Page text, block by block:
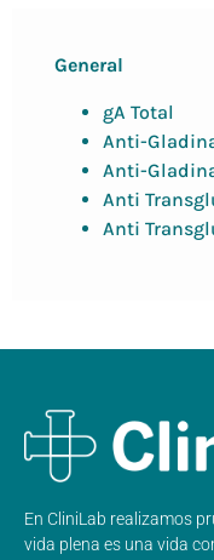
General
gA Total
Anti-
Anti-
Anti
Anti
En CliniLab realizamos
vida plena es una vida